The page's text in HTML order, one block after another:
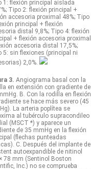
1: flexión principal aislada
Tipo 2: flexión principal +
accesoria proximal 48%; Tipo
principal + flexión
distal 9,8%; Tipo 4: flexión
+ flexión accesoria proximal
accesoria distal 17,5%;
5: sin flexiones (principal ni
2,0%.
3. Angiograma basal con la
en extensión con gradiente de
B. Con la rodilla en flexión
se hace más severo (45
La arteria poplítea se
al tubérculo supracondileo
(MSCT *) y aparece un
de 35 mmHg en la flexión
(flechas punteadas
C. Después del implante de
autoexpandible de nitinol
78 mm (Sentinol Boston
Inc.) no se comprueba